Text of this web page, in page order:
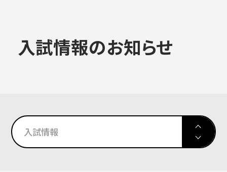
大学院
入試情報のお知らせ
入試情報
ALL
入試情報